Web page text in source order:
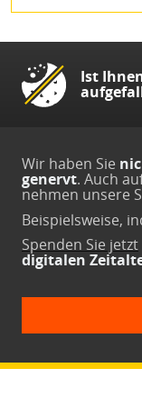
Ist
Wir haben Sie
genervt. Auch
nehmen unsere
Beispielsweise,
Spenden Sie jetzt
digitalen